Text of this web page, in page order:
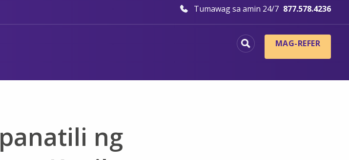
Tumawag sa amin 24/7 877.578.4236
MAG-REFER
ng